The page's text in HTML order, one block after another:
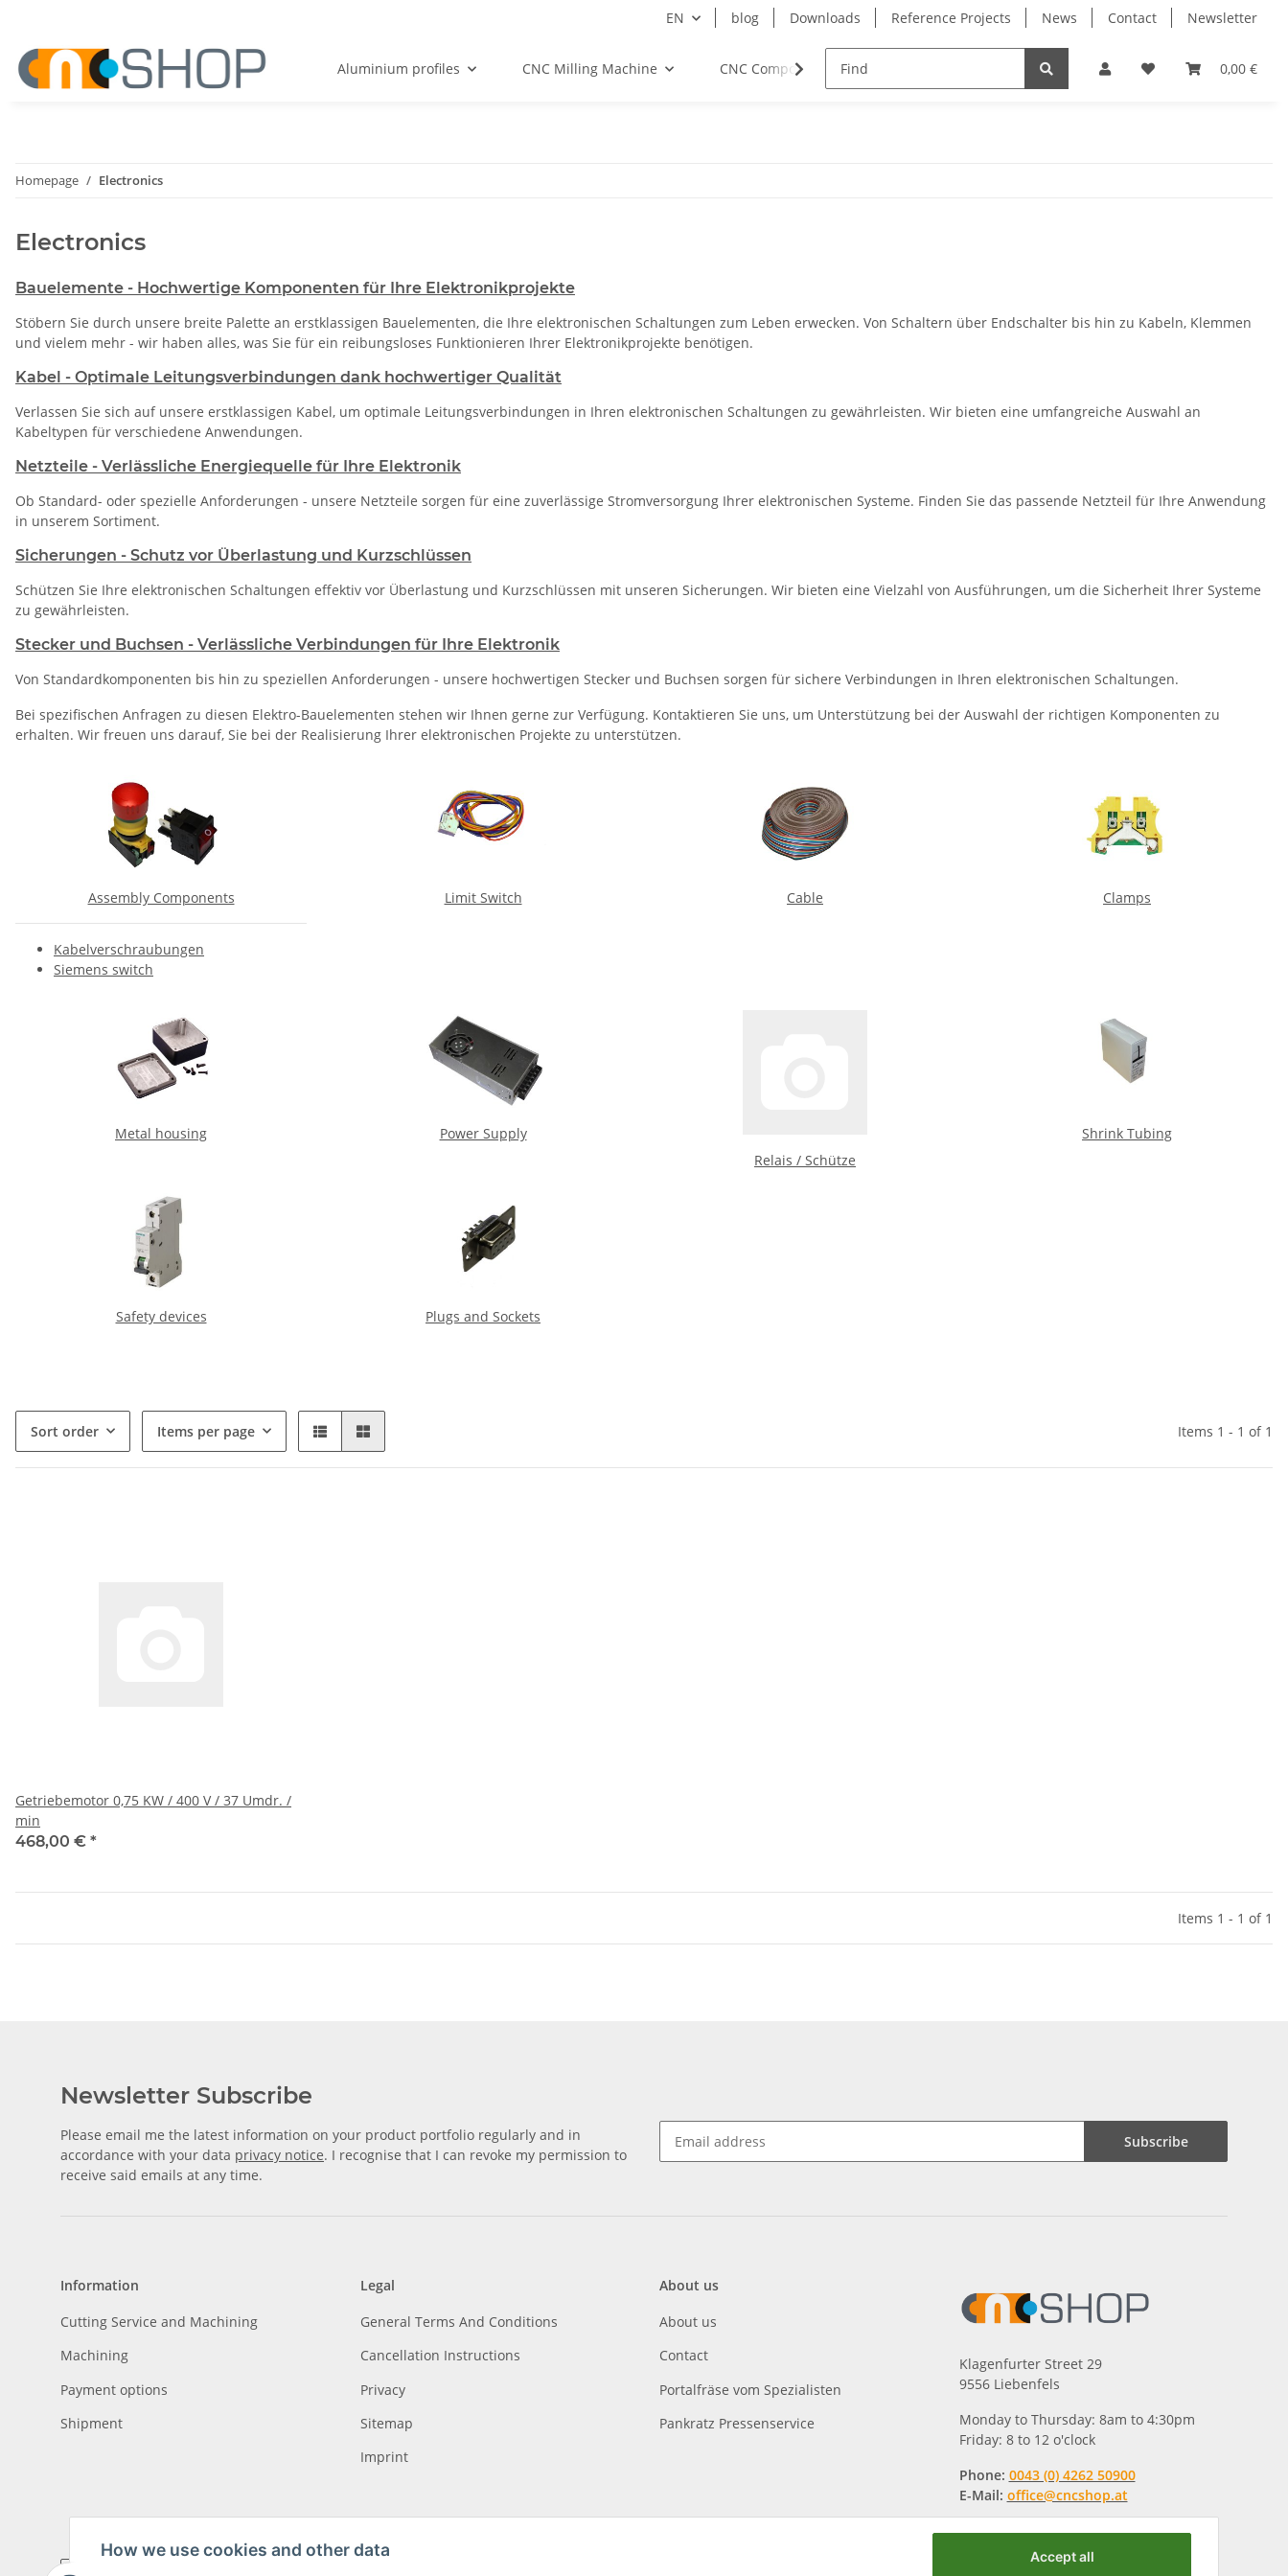
EN blog Downloads Reference Projects News Contact Newsletter
0,00 €
Aluminium profiles CNC Milling Machine CNC Components Milling Spindles Bearings
Homepage Electronics
Electronics
Bauelemente - Hochwertige Komponenten für Ihre Elektronikprojekte
Stöbern Sie durch unsere breite Palette an erstklassigen Bauelementen, die Ihre elektronischen Schaltungen zum Leben erwecken. Von Schaltern über Endschalter bis hin zu Kabeln, Klemmen
und vielem mehr - wir haben alles, was Sie für ein reibungsloses Funktionieren Ihrer Elektronikprojekte benötigen.
Kabel - Optimale Leitungsverbindungen dank hochwertiger Qualität
Verlassen Sie sich auf unsere erstklassigen Kabel, um optimale Leitungsverbindungen in Ihren elektronischen Schaltungen zu gewährleisten. Wir bieten eine umfangreiche Auswahl an
Kabeltypen für verschiedene Anwendungen.
Netzteile - Verlässliche Energiequelle für Ihre Elektronik
Ob Standard- oder spezielle Anforderungen - unsere Netzteile sorgen für eine zuverlässige Stromversorgung Ihrer elektronischen Systeme. Finden Sie das passende Netzteil für Ihre Anwendung
in unserem Sortiment.
Sicherungen - Schutz vor Überlastung und Kurzschlüssen
Schützen Sie Ihre elektronischen Schaltungen effektiv vor Überlastung und Kurzschlüssen mit unseren Sicherungen. Wir bieten eine Vielzahl von Ausführungen, um die Sicherheit Ihrer Systeme
zu gewährleisten.
Stecker und Buchsen - Verlässliche Verbindungen für Ihre Elektronik
Von Standardkomponenten bis hin zu speziellen Anforderungen - unsere hochwertigen Stecker und Buchsen sorgen für sichere Verbindungen in Ihren elektronischen Schaltungen.
Bei spezifischen Anfragen zu diesen Elektro-Bauelementen stehen wir Ihnen gerne zur Verfügung. Kontaktieren Sie uns, um Unterstützung bei der Auswahl der richtigen Komponenten zu
erhalten. Wir freuen uns darauf, Sie bei der Realisierung Ihrer elektronischen Projekte zu unterstützen.
Assembly Components
Kabelverschraubungen
Siemens switch
Limit Switch Cable Clamps
Metal housing
Power Supply
Relais / Schütze
Shrink Tubing
Safety devices Plugs and Sockets
Sort order Items per page Items 1 - 1 of 1
Getriebemotor 0,75 KW / 400 V / 37 Umdr. /
min
468,00 € *
Items 1 - 1 of 1
Newsletter Subscribe
Please email me the latest information on your product portfolio regularly and in
accordance with your data privacy notice. I recognise that I can revoke my permission to
receive said emails at any time.
Subscribe
Information
Cutting Service and Machining
Machining
Payment options
Shipment
Legal
General Terms And Conditions
Cancellation Instructions
Privacy
Sitemap
Imprint
About us
About us
Contact
Portalfräse vom Spezialisten
Pankratz Pressenservice
Klagenfurter Street 29
9556 Liebenfels
Monday to Thursday: 8am to 4:30pm
Friday: 8 to 12 o'clock
Phone: 0043 (0) 4262 50900
E-Mail: office@cncshop.at
How we use cookies and other data Accept all